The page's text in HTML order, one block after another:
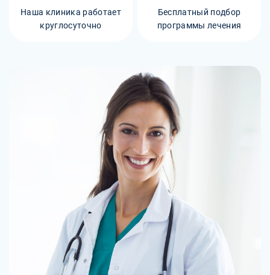
Наша клиника работает
круглосуточно
Бесплатный подбор
программы лечения